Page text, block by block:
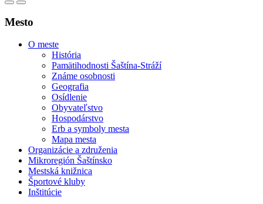
Mesto
O meste
História
Pamätihodnosti Šaštína-Stráží
Známe osobnosti
Geografia
Osídlenie
Obyvateľstvo
Hospodárstvo
Erb a symboly mesta
Mapa mesta
Organizácie a združenia
Mikroregión Šaštínsko
Mestská knižnica
Športové kluby
Inštitúcie